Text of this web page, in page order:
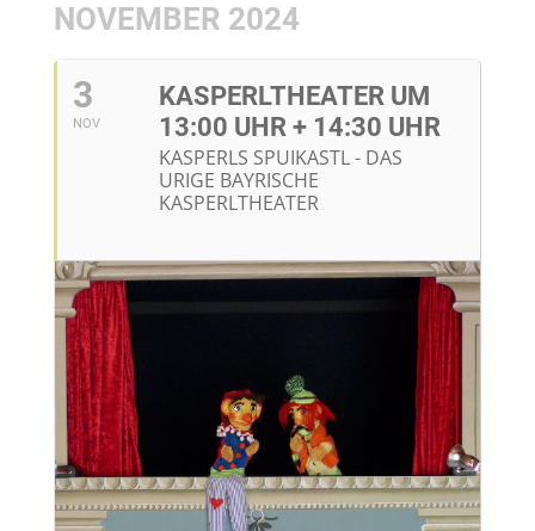
NOVEMBER 2024
3
NOV
KASPERLTHEATER UM
13:00 UHR + 14:30 UHR
KASPERLS SPUIKASTL - DAS
URIGE BAYRISCHE
KASPERLTHEATER